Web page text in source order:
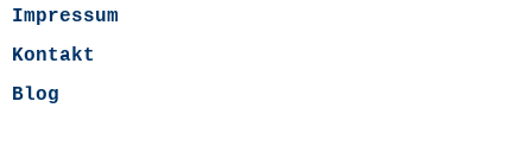
Impressum
Kontakt
Blog